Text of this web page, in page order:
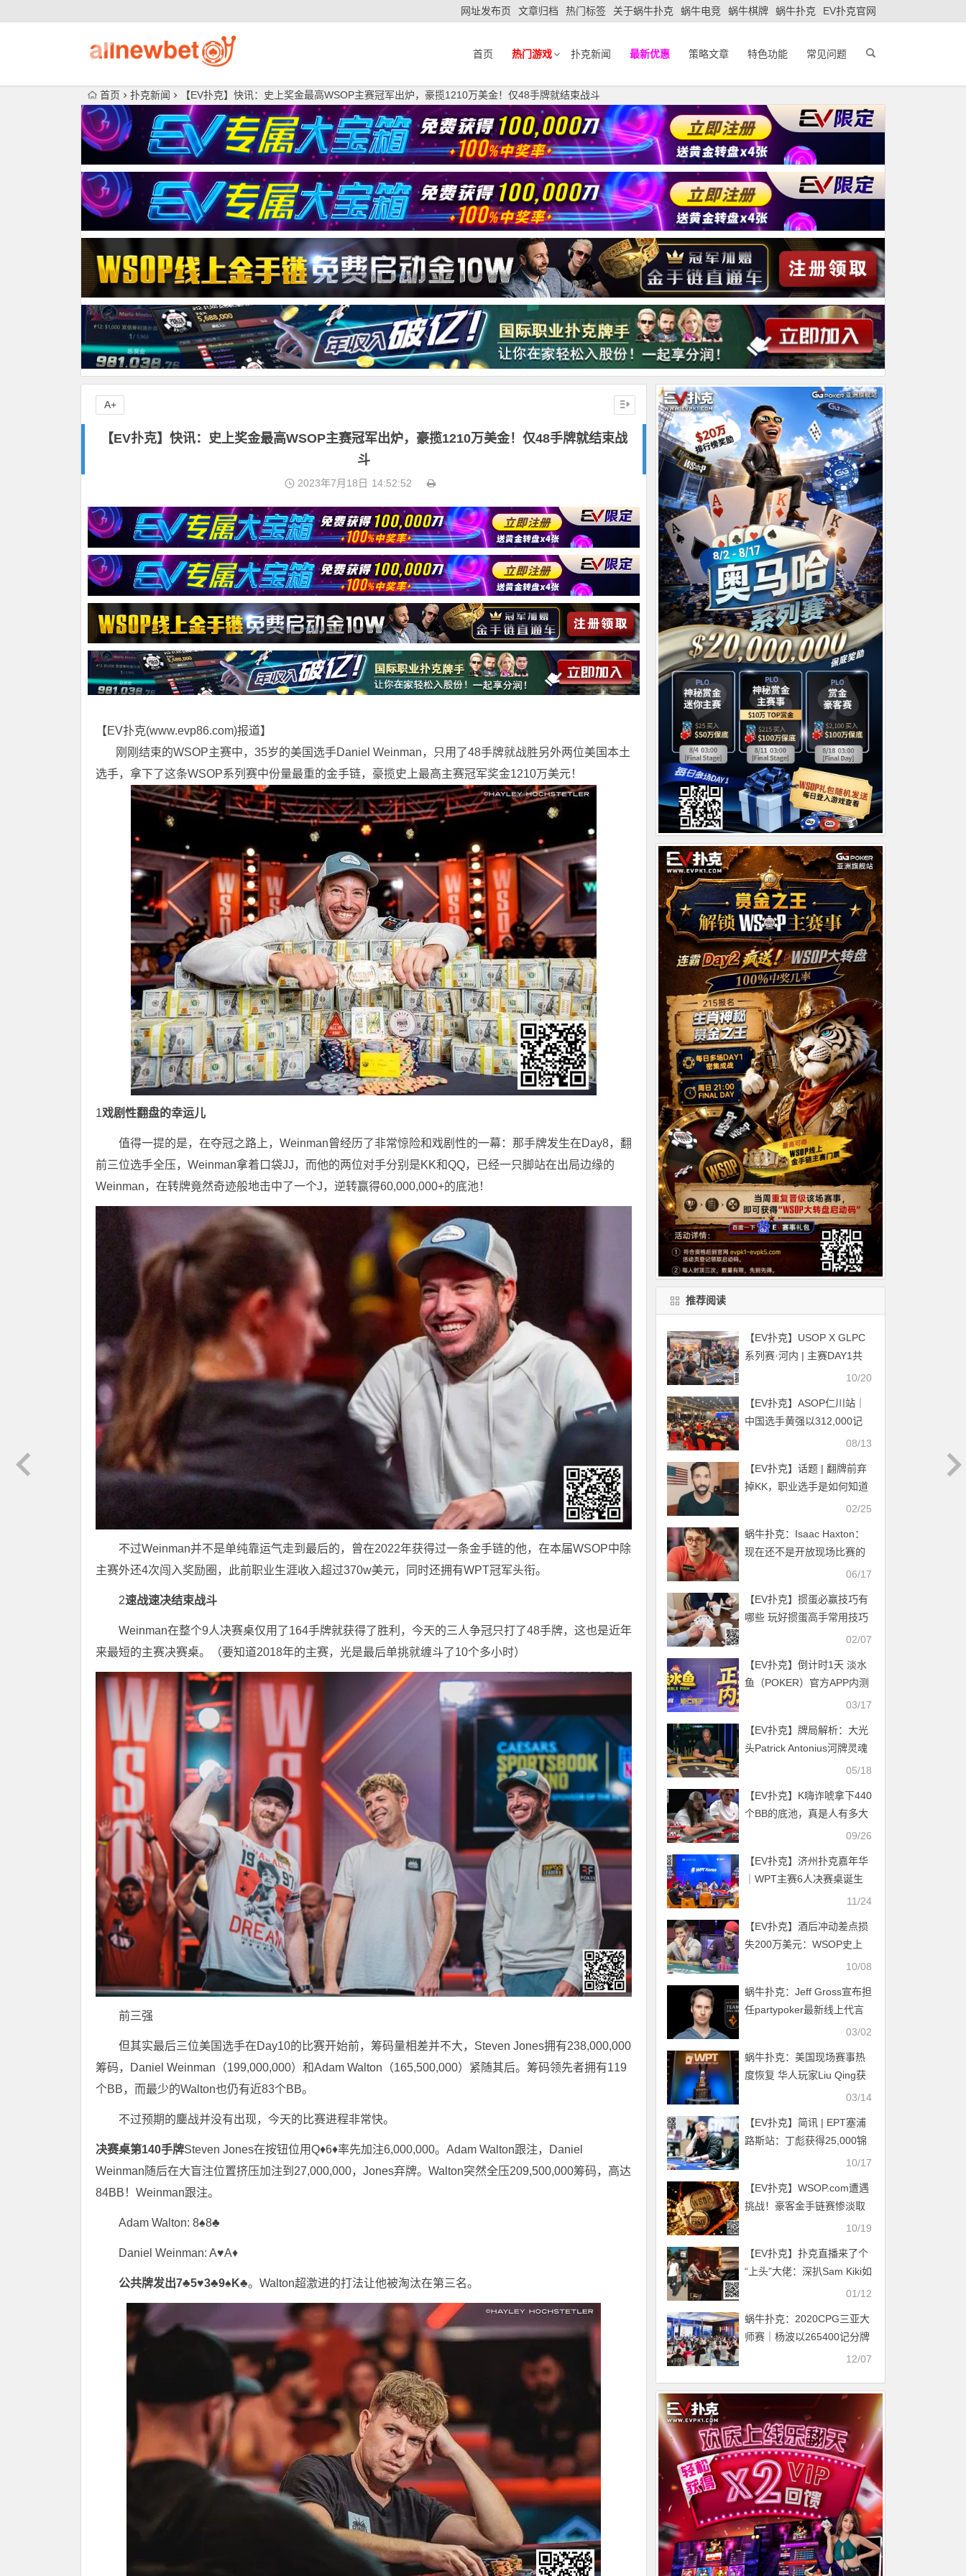
网址发布页 文章归档 热门标签 关于蜗牛扑克 蜗牛电竞 蜗牛棋牌 蜗牛扑克 EV扑克官网
首页 热门游戏 扑克新闻 最新优惠 策略文章 特色功能 常见问题
首页 扑克新闻 【EV扑克】快讯：史上奖金最高WSOP主赛冠军出炉，豪揽1210万美金！仅48手牌就结束战斗
【EV扑克】快讯：史上奖金最高WSOP主赛冠军出炉，豪揽1210万美金！仅48手牌就结束战
斗
2023年7月18日 14:52:52
【EV扑克(www.evp86.com)报道】
刚刚结束的WSOP主赛中，35岁的美国选手Daniel Weinman，只用了48手牌就战胜另外两位美国本土
选手，拿下了这条WSOP系列赛中份量最重的金手链，豪揽史上最高主赛冠军奖金1210万美元！
1戏剧性翻盘的幸运儿
值得一提的是，在夺冠之路上，Weinman曾经历了非常惊险和戏剧性的一幕：那手牌发生在Day8，翻
前三位选手全压，Weinman拿着口袋JJ，而他的两位对手分别是KK和QQ，已经一只脚站在出局边缘的
Weinman，在转牌竟然奇迹般地击中了一个J，逆转赢得60,000,000+的底池！
不过Weinman并不是单纯靠运气走到最后的，曾在2022年获得过一条金手链的他，在本届WSOP中除
主赛外还4次闯入奖励圈，此前职业生涯收入超过370w美元，同时还拥有WPT冠军头衔。
2速战速决结束战斗
Weinman在整个9人决赛桌仅用了164手牌就获得了胜利，今天的三人争冠只打了48手牌，这也是近年
来最短的主赛决赛桌。（要知道2018年的主赛，光是最后单挑就缠斗了10个多小时）
前三强
但其实最后三位美国选手在Day10的比赛开始前，筹码量相差并不大，Steven Jones拥有238,000,000
筹码，Daniel Weinman（199,000,000）和Adam Walton（165,500,000）紧随其后。筹码领先者拥有119
个BB，而最少的Walton也仍有近83个BB。
不过预期的鏖战并没有出现，今天的比赛进程非常快。
决赛桌第140手牌Steven Jones在按钮位用Q♦6♦率先加注6,000,000。Adam Walton跟注，Daniel
Weinman随后在大盲注位置挤压加注到27,000,000，Jones弃牌。Walton突然全压209,500,000筹码，高达
84BB！Weinman跟注。
Adam Walton: 8♠8♣
Daniel Weinman: A♥A♦
公共牌发出7♣5♥3♣9♠K♣。Walton超激进的打法让他被淘汰在第三名。
A+
推荐阅读
【EV扑克】USOP X GLPC
系列赛·河内 | 主赛DAY1共
1559人次参赛197人晋级决
44名国人选手入围
10/20
【EV扑克】ASOP仁川站｜
中国选手黄强以312,000记
分牌成为神秘赏金开幕赛08/13
【EV扑克】话题 | 翻牌前弃
掉KK，职业选手是如何知道
02/25
蜗牛扑克：Isaac Haxton：
现在还不是开放现场比赛的
06/17
【EV扑克】掼蛋必赢技巧有
哪些 玩好掼蛋高手常用技巧
02/07
【EV扑克】倒计时1天 淡水
鱼（POKER）官方APP内测
03/17
【EV扑克】牌局解析：大光
头Patrick Antonius河牌灵魂
05/18
【EV扑克】K嗨诈唬拿下440
个BB的底池，真是人有多大
09/26
【EV扑克】济州扑克嘉年华
｜WPT主赛6人决赛桌诞生
李栋1270W蝉联记分牌榜首
11/24
【EV扑克】酒后冲动差点损
失200万美元：WSOP史上
最戏剧性挑战背后的恩怨情
10/08
蜗牛扑克：Jeff Gross宣布担
任partypoker最新线上代言
03/02
蜗牛扑克：美国现场赛事热
度恢复 华人玩家Liu Qing获
得WPT威尼斯人站主赛冠军
03/14
【EV扑克】简讯 | EPT塞浦
路斯站：丁彪获得25,000锦
10/17
【EV扑克】WSOP.com遭遇
挑战！豪客金手链赛惨淡取
10/19
【EV扑克】扑克直播来了个
“上头”大佬：深扒Sam Kiki如
何在扑克直播中亏掉200万
01/12
蜗牛扑克：2020CPG三亚大
师赛｜杨波以265400记分牌
12/07